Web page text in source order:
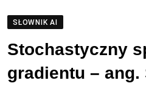
SŁOWNIK AI
Stochastyczny
gradientu –